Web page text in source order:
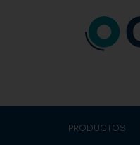
PRODUCTOS